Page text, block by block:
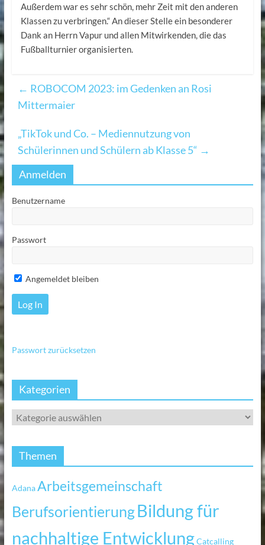
Außerdem war es sehr schön, mehr Zeit mit den anderen
Klassen zu verbringen.“ An dieser Stelle ein besonderer
Dank an Herrn Vapur und allen Mitwirkenden, die das
Fußballturnier organisierten.
← ROBOCOM 2023: im Gedenken an Rosi
Mittermaier
„TikTok und Co. – Mediennutzung von
Schülerinnen und Schülern ab Klasse 5“ →
Anmelden
Benutzername
Passwort
Angemeldet bleiben
Passwort zurücksetzen
Kategorien
Themen
AdanaArbeitsgemeinschaft
BerufsorientierungBildung für
nachhaltige EntwicklungCatcalling